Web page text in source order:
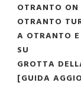
OTRANTO
OTRANTO
A OTRANTO
SU
GROTTA
[GUIDA